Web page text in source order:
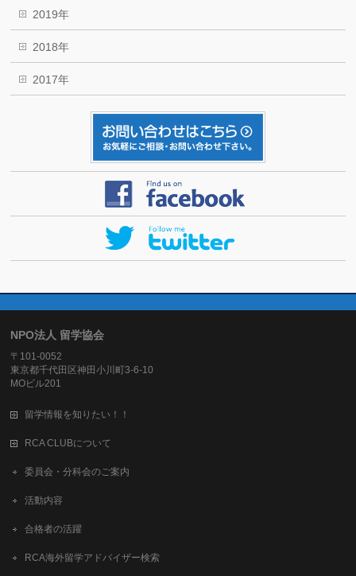
2019年
2018年
2017年
NPO法人 留学協会
〒101-0052
東京都千代田区神田小川町3-6-10
MOビル201
留学情報を知りたい！！
RCA CLUBについて
委員会・分科会のご案内
活動内容
合格者の活躍
RCA海外留学アドバイザー検索